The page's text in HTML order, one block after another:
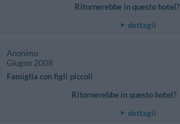
Ritornerebbe in questo hotel?
dettagli
Anonimo
Giugno 2008
Famiglia con figli piccoli
Ritornerebbe in questo hotel?
dettagli